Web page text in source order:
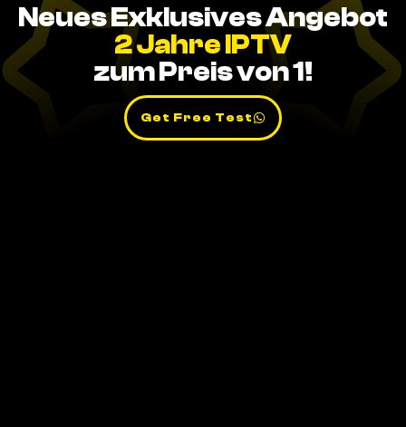
Neues Exklusives Angebot
2 Jahre IPTV
zum Preis von 1!
Get Free Test